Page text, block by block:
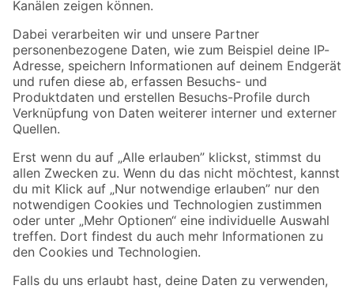
Folge uns
Zahlungsarten Versandarten
Sicher einkaufen
Jetzt die toom-App herunterladen